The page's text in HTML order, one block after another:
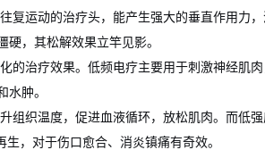
复运动的治疗头，能产生强大的垂直作用力
，其松解效果立竿见影。
的治疗效果。低频电疗主要用于刺激神经肌
肿。
组织温度，促进血液循环，放松肌肉。而低
，对于伤口愈合、消炎镇痛有奇效。